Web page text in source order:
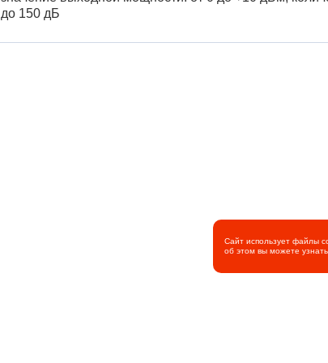
до 150 дБ
Сайт использует файлы
об этом вы можете